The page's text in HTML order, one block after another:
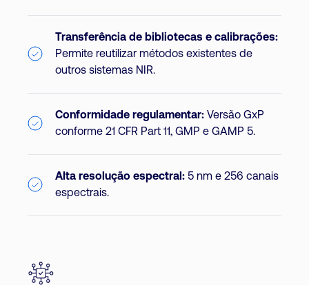
Transferência de bibliotecas e calibrações:
Permite reutilizar métodos existentes de
outros sistemas NIR.
Conformidade regulamentar: Versão GxP
conforme 21 CFR Part 11, GMP e GAMP 5.
Alta resolução espectral: 5 nm e 256 canais
espectrais.